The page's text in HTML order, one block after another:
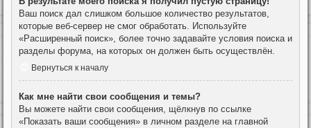
Ваш поиск дал слишком большое количество результатов,
которые веб-сервер не смог обработать. Используйте
«Расширенный поиск», более точно задавайте условия поиска и
разделы форума, на которых он должен быть осуществлён.
Вернуться к началу
Как мне найти свои сообщения и темы?
Вы можете найти свои сообщения, щёлкнув по ссылке
«Показать ваши сообщения» в личном разделе на главной